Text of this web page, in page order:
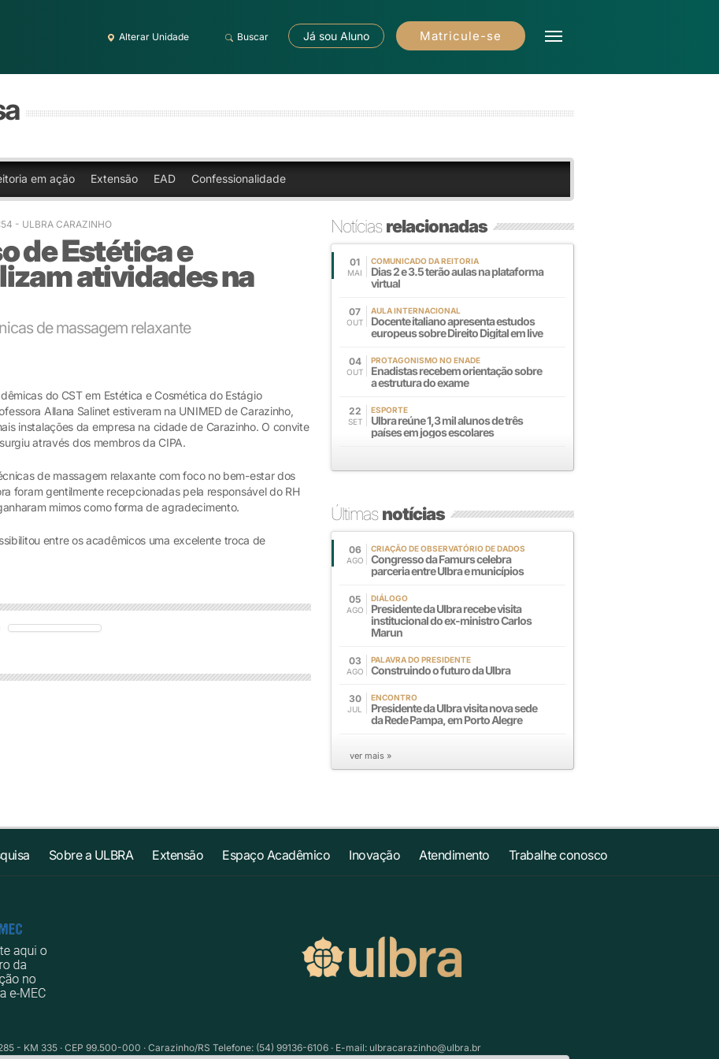
Alterar Unidade Buscar Já sou Aluno Matricule-se
em ação Extensão EAD Confessionalidade
- ULBRA CARAZINHO
de Estética e
atividades na
de massagem relaxante
do CST em Estética e Cosmética do Estágio
Allana Salinet estiveram na UNIMED de Carazinho,
instalações da empresa na cidade de Carazinho. O convite
através dos membros da CIPA.
de massagem relaxante com foco no bem-estar dos
foram gentilmente recepcionadas pela responsável do RH
mimos como forma de agradecimento.
entre os acadêmicos uma excelente troca de
Notíciasrelacionadas
01
MAI
COMUNICADO DA REITORIA
Dias 2 e 3.5 terão aulas na plataforma
virtual
07
OUT
AULA INTERNACIONAL
Docente italiano apresenta estudos
europeus sobre Direito Digital em live
04
OUT
PROTAGONISMO NO ENADE
Enadistas recebem orientação sobre
a estrutura do exame
22
SET
ESPORTE
Ulbra reúne 1,3 mil alunos de três
países em jogos escolares
Últimasnotícias
06
AGO
CRIAÇÃO DE OBSERVATÓRIO DE DADOS
Congresso da Famurs celebra
parceria entre Ulbra e municípios
05
AGO
DIÁLOGO
Presidente da Ulbra recebe visita
institucional do ex-ministro Carlos
Marun
03
AGO
PALAVRA DO PRESIDENTE
Construindo o futuro da Ulbra
30
JUL
ENCONTRO
Presidente da Ulbra visita nova sede
da Rede Pampa, em Porto Alegre
ver mais »
Sobre a ULBRA Extensão Espaço Acadêmico Inovação Atendimento Trabalhe conosco
- KM 335 · CEP 99.500-000 · Carazinho/RS Telefone: (54) 99136-6106 · E-mail: ulbracarazinho@ulbra.br